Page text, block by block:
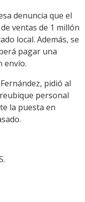
denuncia que el
ventas de 1 millón
local. Además, se
pagar una
envío.
pidió al
personal
la puesta en